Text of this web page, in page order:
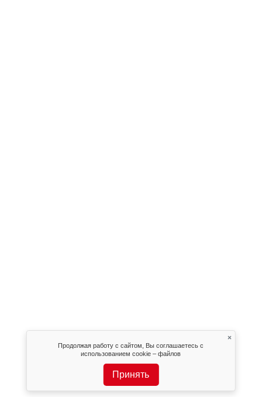
Продолжая работу с сайтом, Вы соглашаетесь с
использованием cookie – файлов
Принять
×